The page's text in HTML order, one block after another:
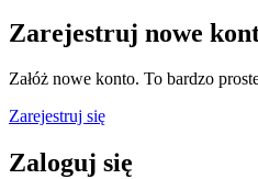
Zarejestruj nowe
Załóż nowe konto. To bardzo
Zarejestruj się
Zaloguj się